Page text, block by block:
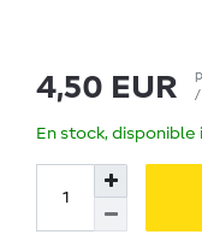
4,50 EUR
/
En stock,